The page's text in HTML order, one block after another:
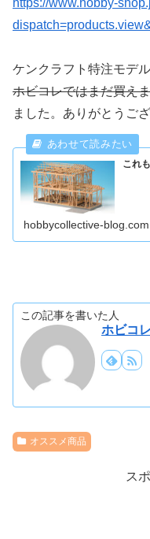
ケンクラフト特注モデ
ホビコレではまだ買え
ました。ありがとうご
これ
hobbycollective-blog.com
この記事を書いた人
ホビコ
オススメ商品
ス